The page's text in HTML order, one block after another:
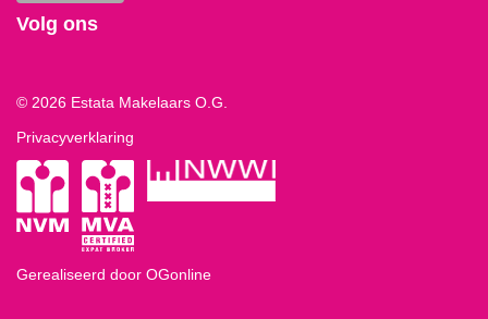
Volg ons
© 2026 Estata Makelaars O.G.
Privacyverklaring
Gerealiseerd door OGonline